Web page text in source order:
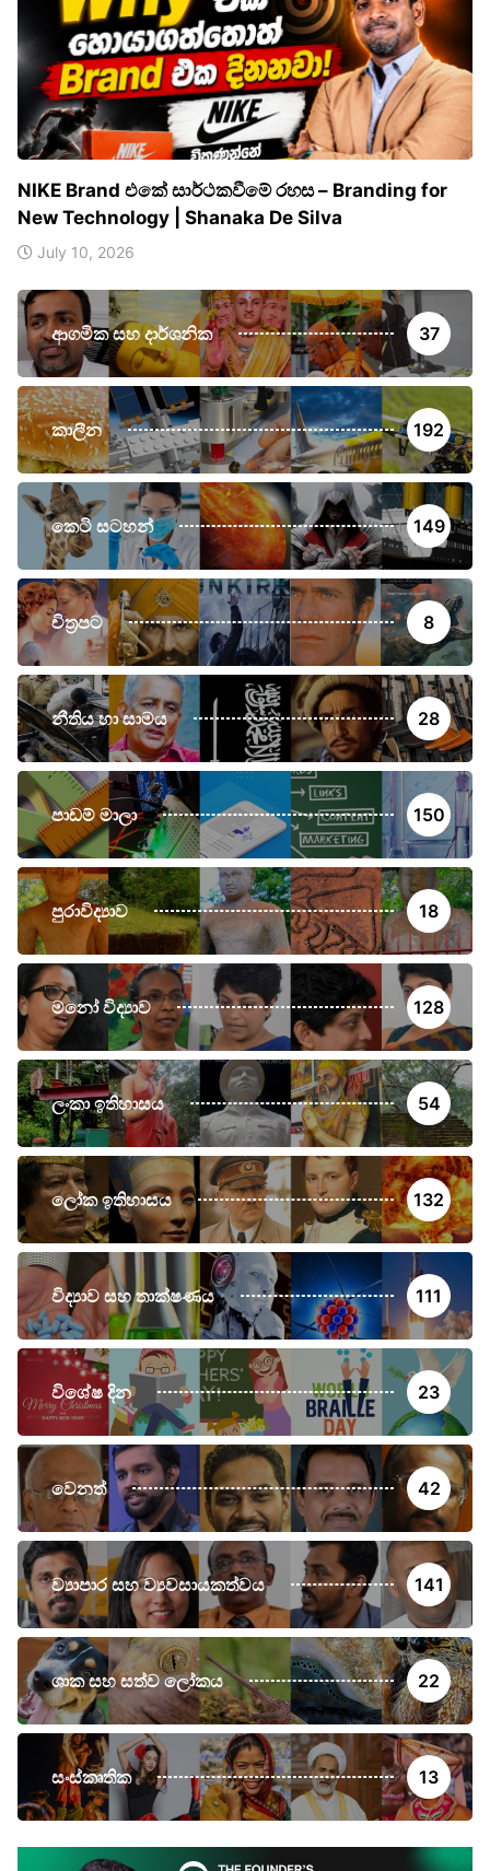
NIKE Brand එකේ සාර්ථකවීමේ රහස – Branding for
New Technology | Shanaka De Silva
July 10, 2026
ආගමික සහ දාර්ශනික 37
කාලීන 192
කෙටි සටහන් 149
චිත්‍රපට 8
නීතිය හා සාමය 28
පාඩම් මාලා 150
පුරාවිද්‍යාව 18
මනෝ විද්‍යාව 128
ලංකා ඉතිහාසය 54
ලෝක ඉතිහාසය 132
විද්‍යාව සහ තාක්ෂණය 111
විශේෂ දින 23
වෙනත් 42
ව්‍යාපාර සහ ව්‍යවසායකත්වය 141
ශාක සහ සත්ව ලෝකය 22
සංස්කෘතික 13